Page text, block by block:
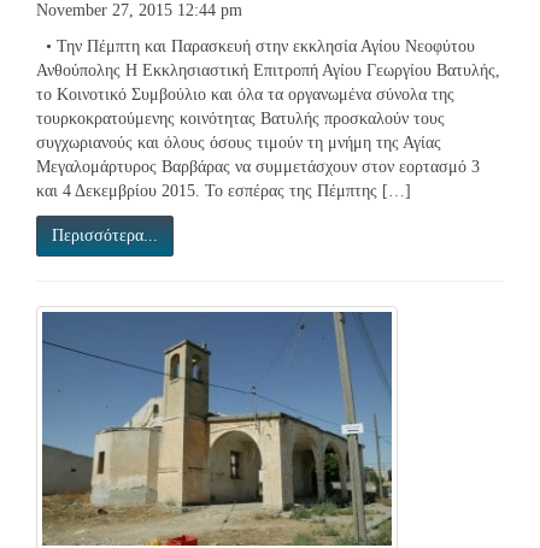
November 27, 2015 12:44 pm
• Την Πέμπτη και Παρασκευή στην εκκλησία Αγίου Νεοφύτου
Ανθούπολης Η Εκκλησιαστική Επιτροπή Αγίου Γεωργίου Βατυλής,
το Κοινοτικό Συμβούλιο και όλα τα οργανωμένα σύνολα της
τουρκοκρατούμενης κοινότητας Βατυλής προσκαλούν τους
συγχωριανούς και όλους όσους τιμούν τη μνήμη της Αγίας
Μεγαλομάρτυρος Βαρβάρας να συμμετάσχουν στον εορτασμό 3
και 4 Δεκεμβρίου 2015. Το εσπέρας της Πέμπτης […]
Περισσότερα...